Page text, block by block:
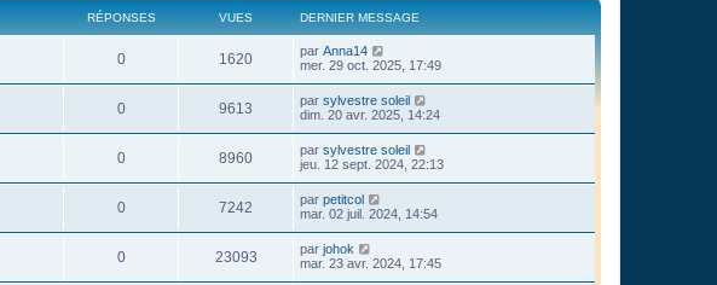
RÉPONSES VUES DERNIER MESSAGE
0 1620 par Anna14
mer. 29 oct. 2025, 17:49
0 9613 par sylvestre soleil
dim. 20 avr. 2025, 14:24
0 8960 par sylvestre soleil
jeu. 12 sept. 2024, 22:13
0 7242 par petitcol
mar. 02 juil. 2024, 14:54
0 23093 par johok
mar. 23 avr. 2024, 17:45